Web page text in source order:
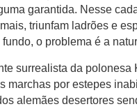
garantida. Nesse
triunfam ladrões e
o problema é a
surrealista da polonesa
marchas por estepes
alemães desertores